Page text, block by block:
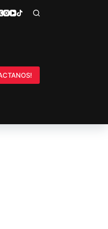
INTERNACIONAL